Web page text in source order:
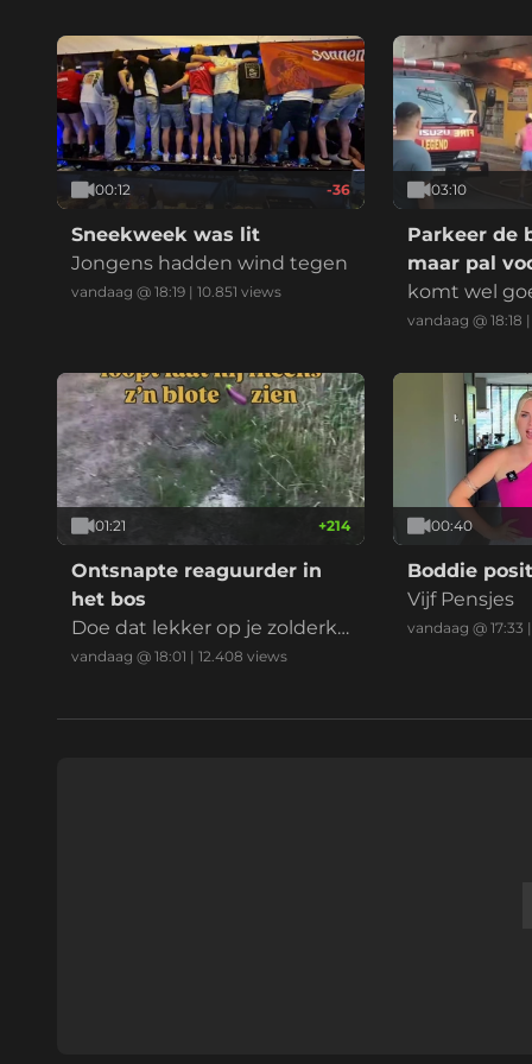
00:12 -36
Sneekweek was lit
Jongens hadden wind tegen
vandaag @ 18:19 | 10.851 views
03:10
Parkeer de
maar pal
komt wel
vandaag @ 18:18 |
01:21 +214
Ontsnapte reaguurder in
het bos
Doe dat lekker op je zolderka
mer mafkees
vandaag @ 18:01 | 12.408 views
00:40
Boddie
Vijf Pensjes
vandaag @ 17:33 |